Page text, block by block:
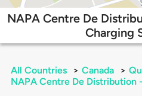
NAPA Centre De
Charging
All Countries > Canada >
NAPA Centre De Distribution